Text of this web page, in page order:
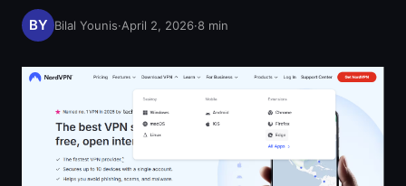
Bilal Younis·April 2, 2026·8 min